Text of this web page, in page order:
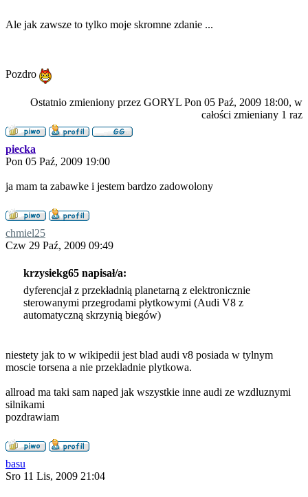
Ale jak zawsze to tylko moje skromne zdanie ...
Pozdro
Ostatnio zmieniony przez GORYL Pon 05 Paź, 2009 18:00, w
całości zmieniany 1 raz
piecka
Pon 05 Paź, 2009 19:00
ja mam ta zabawke i jestem bardzo zadowolony
chmiel25
Czw 29 Paź, 2009 09:49
krzysiekg65 napisał/a:
dyferencjał z przekładnią planetarną z elektronicznie
sterowanymi przegrodami płytkowymi (Audi V8 z
automatyczną skrzynią biegów)
niestety jak to w wikipedii jest blad audi v8 posiada w tylnym
moscie torsena a nie przekladnie plytkowa.
allroad ma taki sam naped jak wszystkie inne audi ze wzdluznymi
silnikami
pozdrawiam
basu
Sro 11 Lis, 2009 21:04